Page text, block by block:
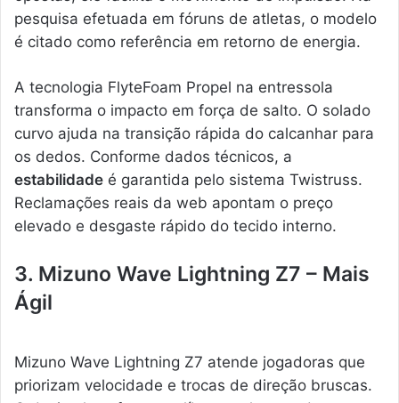
pesquisa efetuada em fóruns de atletas, o modelo
é citado como referência em retorno de energia.
A tecnologia FlyteFoam Propel na entressola
transforma o impacto em força de salto. O solado
curvo ajuda na transição rápida do calcanhar para
os dedos. Conforme dados técnicos, a
estabilidade é garantida pelo sistema Twistruss.
Reclamações reais da web apontam o preço
elevado e desgaste rápido do tecido interno.
3. Mizuno Wave Lightning Z7 – Mais
Ágil
Mizuno Wave Lightning Z7 atende jogadoras que
priorizam velocidade e trocas de direção bruscas.